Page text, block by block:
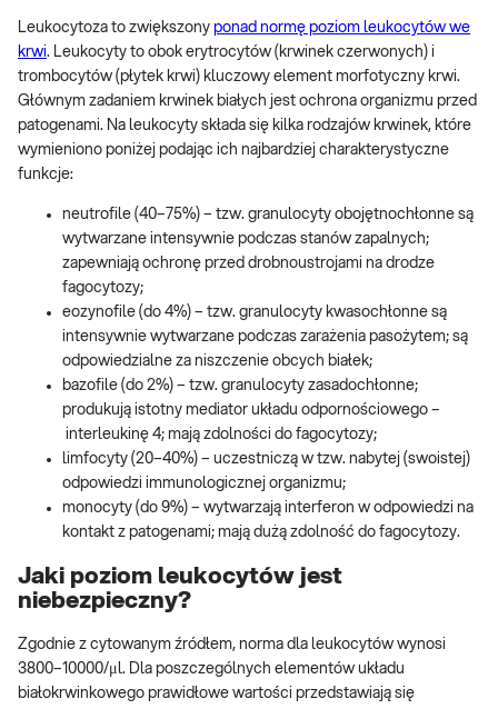
Leukocytoza to zwiększony ponad normę poziom leukocytów we
krwi. Leukocyty to obok erytrocytów (krwinek czerwonych) i
trombocytów (płytek krwi) kluczowy element morfotyczny krwi.
Głównym zadaniem krwinek białych jest ochrona organizmu przed
patogenami. Na leukocyty składa się kilka rodzajów krwinek, które
wymieniono poniżej podając ich najbardziej charakterystyczne
funkcje:
neutrofile (40–75%) – tzw. granulocyty obojętnochłonne są
wytwarzane intensywnie podczas stanów zapalnych;
zapewniają ochronę przed drobnoustrojami na drodze
fagocytozy;
eozynofile (do 4%) – tzw. granulocyty kwasochłonne są
intensywnie wytwarzane podczas zarażenia pasożytem; są
odpowiedzialne za niszczenie obcych białek;
bazofile (do 2%) – tzw. granulocyty zasadochłonne;
produkują istotny mediator układu odpornościowego –
interleukinę 4; mają zdolności do fagocytozy;
limfocyty (20–40%) – uczestniczą w tzw. nabytej (swoistej)
odpowiedzi immunologicznej organizmu;
monocyty (do 9%) – wytwarzają interferon w odpowiedzi na
kontakt z patogenami; mają dużą zdolność do fagocytozy.
Jaki poziom leukocytów jest
niebezpieczny?
Zgodnie z cytowanym źródłem, norma dla leukocytów wynosi
3800–10000/μl. Dla poszczególnych elementów układu
białokrwinkowego prawidłowe wartości przedstawiają się